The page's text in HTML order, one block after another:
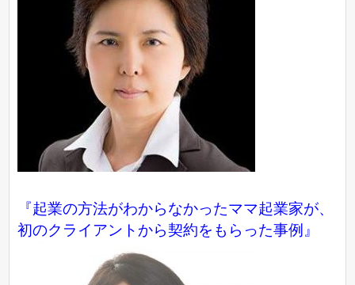
『起業の方法がわからなかったママ起業家が、
初のクライアントから契約をもらった事例』